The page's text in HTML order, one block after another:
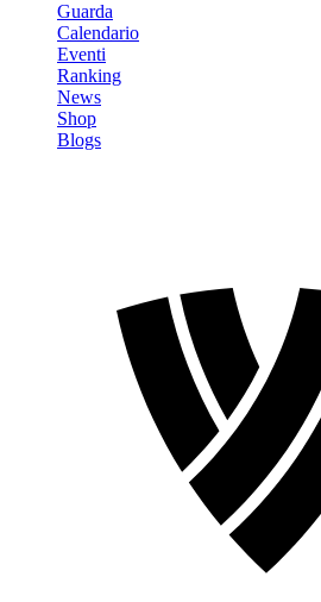
Guarda
Calendario
Eventi
Ranking
News
Shop
Blogs